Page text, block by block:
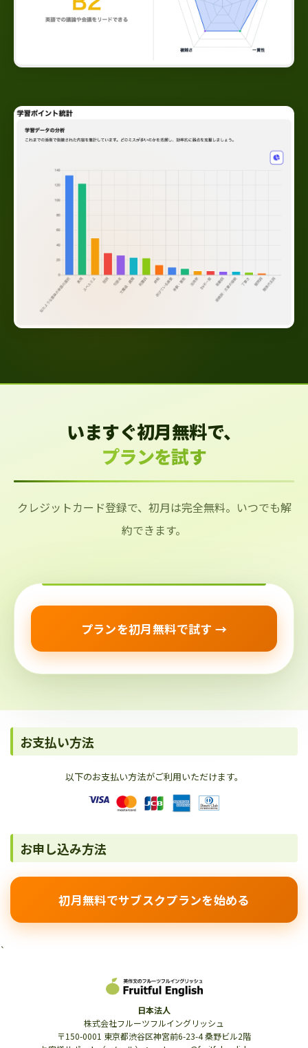
いますぐ初月無料で、
プランを試す
クレジットカード登録で、初月は完全無料。いつでも解
約できます。
プランを初月無料で試す →
お支払い方法
以下のお支払い方法がご利用いただけます。
お申し込み方法
初月無料でサブスクプランを始める
`
日本法人
株式会社フルーツフルイングリッシュ
〒150-0001 東京都渋谷区神宮前6-23-4 桑野ビル2階